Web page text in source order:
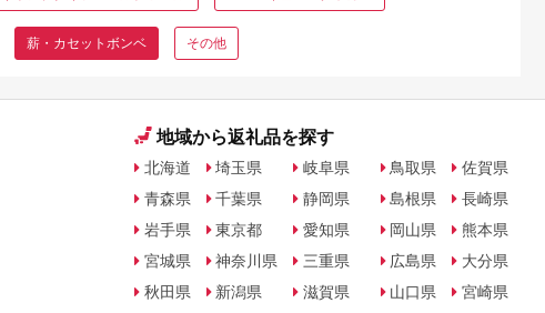
薪・カセットボンベ その他
地域から返礼品を探す
北海道
青森県
岩手県
宮城県
秋田県
埼玉県
千葉県
東京都
神奈川県
新潟県
岐阜県
静岡県
愛知県
三重県
滋賀県
鳥取県
島根県
岡山県
広島県
山口県
佐賀県
長崎県
熊本県
大分県
宮崎県